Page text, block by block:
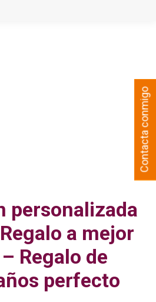
personalizada
a mejor
Regalo de
perfecto
Contacta conmigo